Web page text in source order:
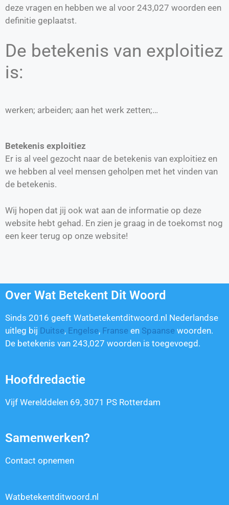
deze vragen en hebben we al voor 243,027 woorden een
definitie geplaatst.
De betekenis van exploitiez
is:
werken; arbeiden; aan het werk zetten;…
Betekenis exploitiez
Er is al veel gezocht naar de betekenis van exploitiez en
we hebben al veel mensen geholpen met het vinden van
de betekenis.
Wij hopen dat jij ook wat aan de informatie op deze
website hebt gehad. En zien je graag in de toekomst nog
een keer terug op onze website!
Over Wat Betekent Dit Woord
Sinds 2016 geeft Watbetekentditwoord.nl Nederlandse
uitleg bij Duitse, Engelse, Franse en Spaanse woorden.
De betekenis van 243,027 woorden is toegevoegd.
Hoofdredactie
Vijf Werelddelen 69, 3071 PS Rotterdam
Samenwerken?
Contact opnemen
Watbetekentditwoord.nl